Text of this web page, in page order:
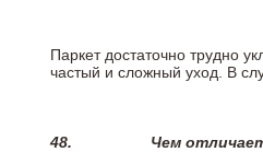
Паркет достаточно трудно
частый и сложный уход. В
48. Чем